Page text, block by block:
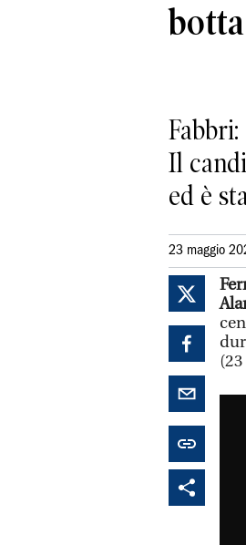
Il
ed è
23 maggio